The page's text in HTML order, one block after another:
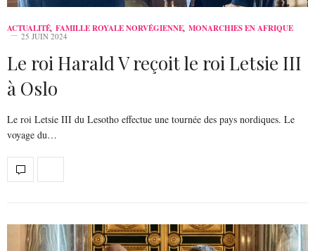
ACTUALITÉ, FAMILLE ROYALE NORVÉGIENNE, MONARCHIES EN AFRIQUE
25 JUIN 2024
Le roi Harald V reçoit le roi Letsie III
à Oslo
Le roi Letsie III du Lesotho effectue une tournée des pays nordiques. Le
voyage du…